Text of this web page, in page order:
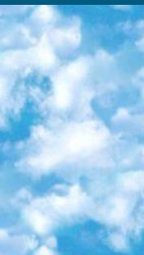
подборки видеолекций, составленные экспертами из разных отраслей и объединённые общими темами. Среди них, к примеру, есть серии «Биоинформатика и геномика», «Культура средневековой Скандинавии» и Cinema Studies о теории кино. Каждая подборка лекций — логически связанная история, рассказанная экспертом от первого лица. Кроме того, на сайте появляются научно-образовательные статьи и тесты на разные темы. 7. «Newочём» Команда проекта «Newочём» отбирает самые интересные тексты из англоязычных СМИ и переводит те из них, за которые голосуют участники сообщества «ВКонтакте». По большей части это научно-популярные статьи. Редакторы придумывают лишь заголовки, в остальном содержание переводов соответствует оригиналам. Полные тексты можно читать прямо в социальной сети. 8. InternetUrok Онлайн-база материалов по основным дисциплинам школьной программы. Информация на сайте структурирована по классам, предметам и темам (урокам). Каждый урок состоит из видеолекций и конспектов. Есть также интерактивные тренажёры и тесты для закрепления пройденного материала. Даже если вы давно окончили школу, возможность повторить программу старших классов всегда может пригодиться. 9. Edutainme Ещё один ресурс об образовании. В отличие от Newtonew, как мне кажется, Edutainme больше ориентируется на представителей индустрии: педагогов, предпринимателей, разработчиков образовательных проектов. Но и любой, кто просто стремится к саморазвитию, найдёт на сайте много полезного и интересного для себя. Например, информацию о новых курсах и образовательных сервисах. 10. Newtonew Онлайн-медиа об образовании и обучении в широком смысле. Авторы Newtonew пишут об инструментах, заведениях, тактиках и стратегиях, которые помогают учить других и получать новые знания самостоятельно. На этой площадке вы найдёте новости, обзоры, аналитические мат